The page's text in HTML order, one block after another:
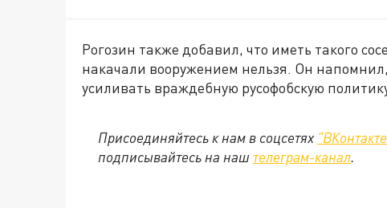
Рогозин также добавил, что иметь такого
накачали вооружением нельзя. Он
усиливать враждебную русофобскую
Присоединяйтесь к нам в соцсетях
подписывайтесь на наш телеграм-канал.